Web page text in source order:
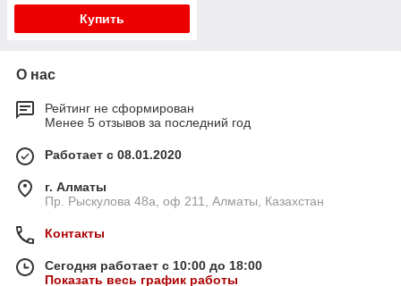
Купить
О нас
Рейтинг не сформирован
Менее 5 отзывов за последний год
Работает с 08.01.2020
г. Алматы
Пр. Рыскулова 48а, оф 211, Алматы, Казахстан
Контакты
Сегодня работает с 10:00 до 18:00
Показать весь график работы